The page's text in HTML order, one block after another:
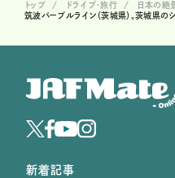
トップ ドライブ･旅行
日本の絶
新着記事